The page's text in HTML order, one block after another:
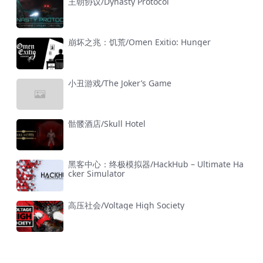
崩坏之兆：饥荒/Omen Exitio: Hunger
小丑游戏/The Joker’s Game
骷髅酒店/Skull Hotel
黑客中心：终极模拟器/HackHub – Ultimate Ha
cker Simulator
高压社会/Voltage High Society